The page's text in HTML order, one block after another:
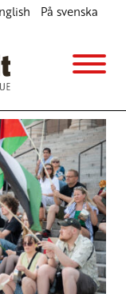
På svenska